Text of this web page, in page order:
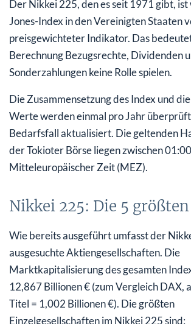
Der Nikkei 225, den es seit 1971 gibt,
Jones-Index in den Vereinigten Staaten
preisgewichteter Indikator. Das
Berechnung Bezugsrechte, Dividenden
Sonderzahlungen keine Rolle spielen.
Die Zusammensetzung des Index und
Werte werden einmal pro Jahr
Bedarfsfall aktualisiert. Die geltenden
der Tokioter Börse liegen zwischen
Mitteleuropäischer Zeit (MEZ).
Nikkei 225: Die 5
Wie bereits ausgeführt umfasst der
ausgesuchte Aktiengesellschaften. Die
Marktkapitalisierung des gesamten
12,867 Billionen € (zum Vergleich DAX,
Titel = 1,002 Billionen €). Die größten
Einzelgesellschaften im Nikkei 225 sind: